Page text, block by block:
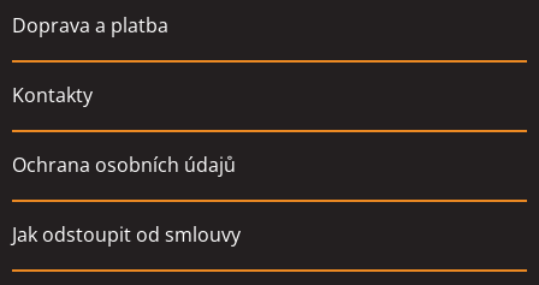
Doprava a platba
Kontakty
Ochrana osobních údajů
Jak odstoupit od smlouvy